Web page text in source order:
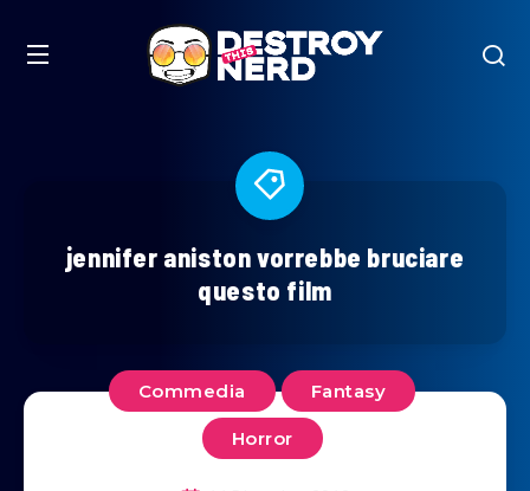
jennifer aniston vorrebbe bruciare
questo film
Commedia Fantasy
Horror